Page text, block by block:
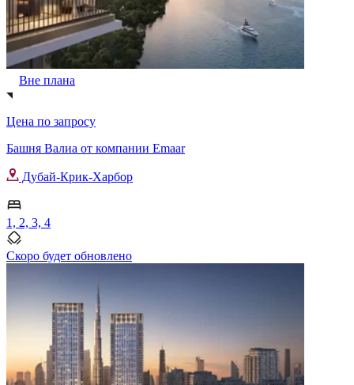
Вне плана
Цена по запросу
Башня Валиа от компании Emaar
Дубай-Крик-Харбор
1, 2, 3, 4
Скоро будет обновлено